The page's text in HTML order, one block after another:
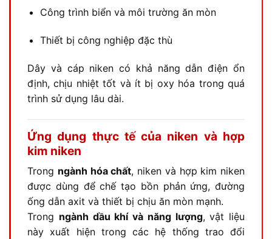
Công trình biển và môi trường ăn mòn
Thiết bị công nghiệp đặc thù
Dây và cáp niken có khả năng dẫn điện ổn
định, chịu nhiệt tốt và ít bị oxy hóa trong quá
trình sử dụng lâu dài.
Ứng dụng thực tế của niken và hợp
kim niken
Trong ngành hóa chất, niken và hợp kim niken
được dùng để chế tạo bồn phản ứng, đường
ống dẫn axit và thiết bị chịu ăn mòn mạnh.
Trong ngành dầu khí và năng lượng, vật liệu
này xuất hiện trong các hệ thống trao đổi